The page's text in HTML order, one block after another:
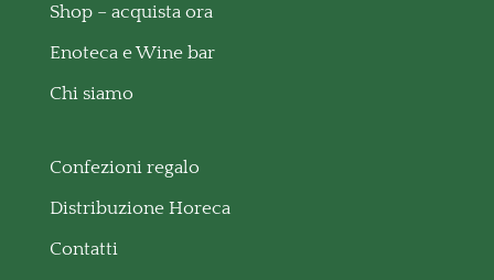
Shop – acquista ora
Enoteca e Wine bar
Chi siamo
Confezioni regalo
Distribuzione Horeca
Contatti